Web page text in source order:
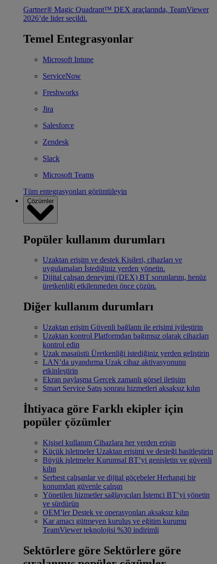
Gartner® Magic Quadrant™ DEX araçlarında, TeamViewer
2026’de lider seçildi.
Temel Entegrasyonlar
Microsoft Intune
ServiceNow
Freshworks
Jira
Salesforce
Zendesk
Slack
Microsoft Teams
Tüm entegrasyonları görüntüleyin
Çözümler
Popüler kullanım durumları
Uzaktan erişim ve destek Kişileri, cihazları ve
uygulamaları İstediğiniz yerden yönetin.
Dijital çalışan deneyimi (DEX) BT sorunlarını, henüz
üretkenliği etkilenmeden önce çözün.
Diğer kullanım durumları
Uzaktan erişim Güvenli bağlantı ile erişimi iyileştirin
Uzaktan kontrol Platformdan bağımsız olarak cihazları
kontrol edin
Uzak masaüstü Üretkenliği istediğiniz yerden geliştirin
LAN’da uyandırma Uzak cihaz aktivasyonunu
etkinleştirin
Ekran paylaşma Gerçek zamanlı görsel iletişim
Smart Service Satış sonrası hizmetleri aksaksız kılın
İhtiyaca göre Farklı ekipler için
popüler çözümler
Kişisel kullanım Cihazlara her yerden erişin
Küçük işletmeler Uzaktan erişimi ve desteği basitleştirin
Büyük işletmeler Kurumsal BT’yi genişletin ve güvenli
kılın
Serbest çalışanlar ve dijital göçebeler Herhangi bir
konumdan güvenle çalışın
Yönetilen hizmetler sağlayıcıları İstemci BT’yi yönetin
ve sürdürün
OEM’ler Destek ve operasyonları aksaksız kılın
Kar amacı gütmeyen kuruluş ve eğitim kurumu
TeamViewer teknolojisi %30 indirimli
Sektörlere göre Sektörlere göre